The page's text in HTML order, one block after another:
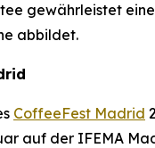
gewährleistet
abbildet.
CoffeeFest Madrid
auf der IFEMA